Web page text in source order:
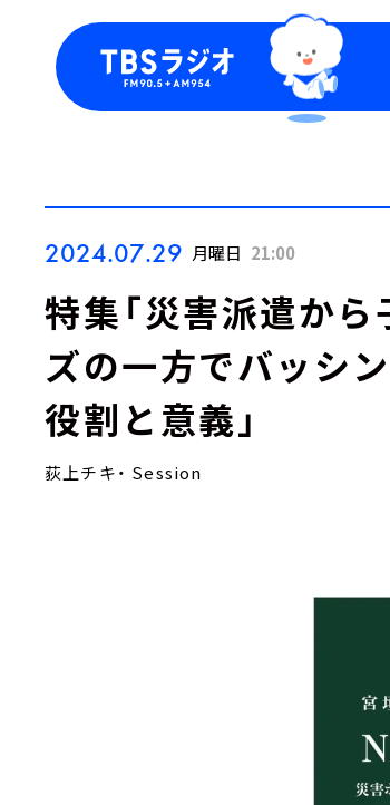
2024.07.29 月曜日 21:00
特集「災害派遣か
ズの一方でバッシ
役割と意義」
荻上チキ・ Session